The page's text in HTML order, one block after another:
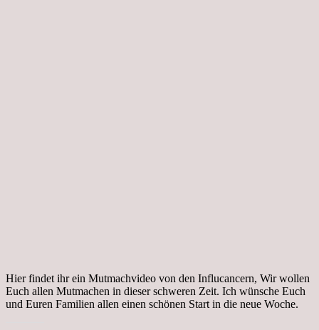
Hier findet ihr ein Mutmachvideo von den Influcancern, Wir wollen
Euch allen Mutmachen in dieser schweren Zeit. Ich wünsche Euch
und Euren Familien allen einen schönen Start in die neue Woche.